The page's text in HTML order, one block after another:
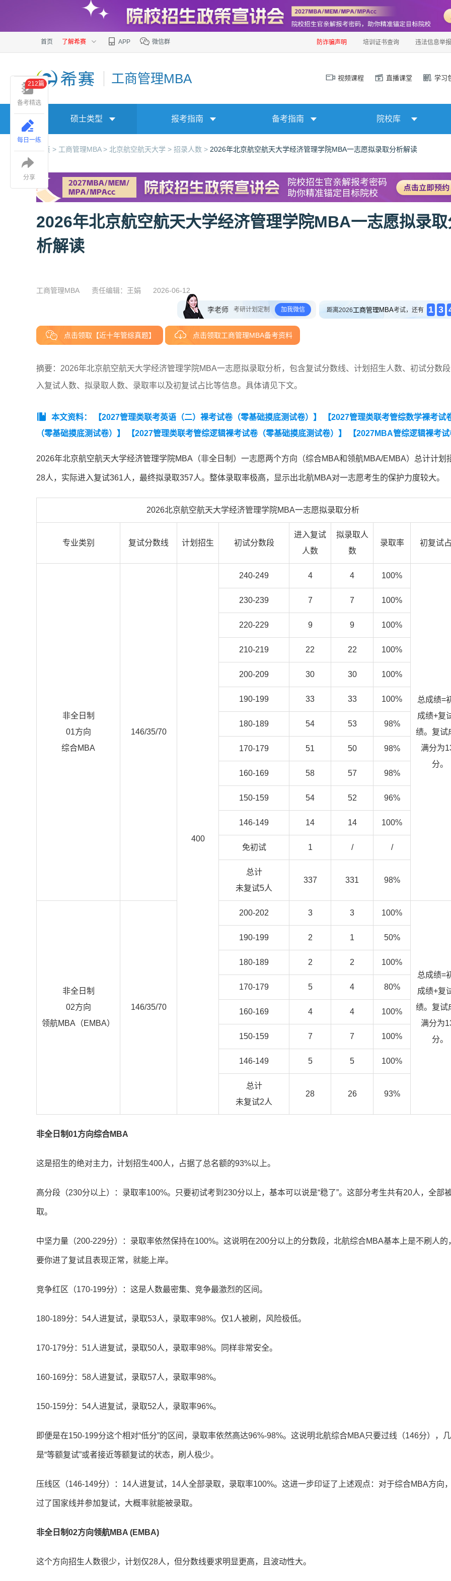
首页 了解希赛 APP 微信群 防诈骗声明 培训证书查询 违法信息举报
工商管理MBA 视频课程 直播课堂 学习
硕士类型 报考指南 备考指南 院校库
首页 > 工商管理MBA > 北京航空航天大学 > 招录人数 > 2026年北京航空航天大学经济管理学院MBA一志愿拟录取分析解读
2026年北京航空航天大学经济管理学院MBA一志愿拟录取
析解读
工商管理MBA 责任编辑：王娟 2026-06-12
李老师 考研计划定制 加我微信 距离2026工商管理MBA考试，还有 1 3
点击领取【近十年管综真题】 点击领取工商管理MBA备考资料
摘要：2026年北京航空航天大学经济管理学院MBA一志愿拟录取分析，包含复试分数线、计划招生人数、初试分数
入复试人数、拟录取人数、录取率以及初复试占比等信息。具体请见下文。
本文资料： 【2027管理类联考英语（二）裸考试卷（零基础摸底测试卷）】
【2027管理类联考管综数学裸考试
（零基础摸底测试卷）】
【2027管理类联考管综逻辑裸考试卷（零基础摸底测试卷）】
【2027MBA管综逻辑裸考
2026年北京航空航天大学经济管理学院MBA（非全日制）一志愿两个方向（综合MBA和领航MBA/EMBA）总计计划
28人，实际进入复试361人，最终拟录取357人。整体录取率极高，显示出北航MBA对一志愿考生的保护力度较大。
2026北京航空航天大学经济管理学院MBA一志愿拟录取分析
专业类别 复试分数线 计划招生 初试分数段
进入复试
人数
拟录取人
数
录取率 初复试
非全日制
01方向
综合MBA
146/35/70
400
240-249 4 4 100%
总成绩=
成绩+复
绩。复试
满分为
分。
230-239 7 7 100%
220-229 9 9 100%
210-219 22 22 100%
200-209 30 30 100%
190-199 33 33 100%
180-189 54 53 98%
170-179 51 50 98%
160-169 58 57 98%
150-159 54 52 96%
146-149 14 14 100%
免初试 1 / /
总计
未复试5人
337 331 98%
非全日制
02方向
领航MBA（EMBA）
146/35/70
200-202 3 3 100%
总成绩=
成绩+复
绩。复试
满分为
分。
190-199 2 1 50%
180-189 2 2 100%
170-179 5 4 80%
160-169 4 4 100%
150-159 7 7 100%
146-149 5 5 100%
总计
未复试2人
28 26 93%
非全日制01方向综合MBA
这是招生的绝对主力，计划招生400人，占据了总名额的93%以上。
高分段（230分以上）：录取率100%。只要初试考到230分以上，基本可以说是“稳了”。这部分考生共有20人，全部
取。
中坚力量（200-229分）：录取率依然保持在100%。这说明在200分以上的分数段，北航综合MBA基本上是不刷人的
要你进了复试且表现正常，就能上岸。
竞争红区（170-199分）：这是人数最密集、竞争最激烈的区间。
180-189分：54人进复试，录取53人，录取率98%。仅1人被刷，风险极低。
170-179分：51人进复试，录取50人，录取率98%。同样非常安全。
160-169分：58人进复试，录取57人，录取率98%。
150-159分：54人进复试，录取52人，录取率96%。
即便是在150-199分这个相对“低分”的区间，录取率依然高达96%-98%。这说明北航综合MBA只要过线（146分），
是“等额复试”或者接近等额复试的状态，刷人极少。
压线区（146-149分）：14人进复试，14人全部录取，录取率100%。这进一步印证了上述观点：对于综合MBA方向
过了国家线并参加复试，大概率就能被录取。
非全日制02方向领航MBA (EMBA)
这个方向招生人数很少，计划仅28人，但分数线要求明显更高，且波动性大。
备考精选
212篇
每日一练
分享